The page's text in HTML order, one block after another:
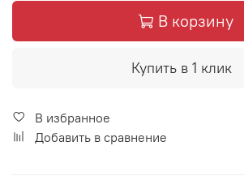
В корзину
Купить в 1 клик
В избранное
Добавить в сравнение